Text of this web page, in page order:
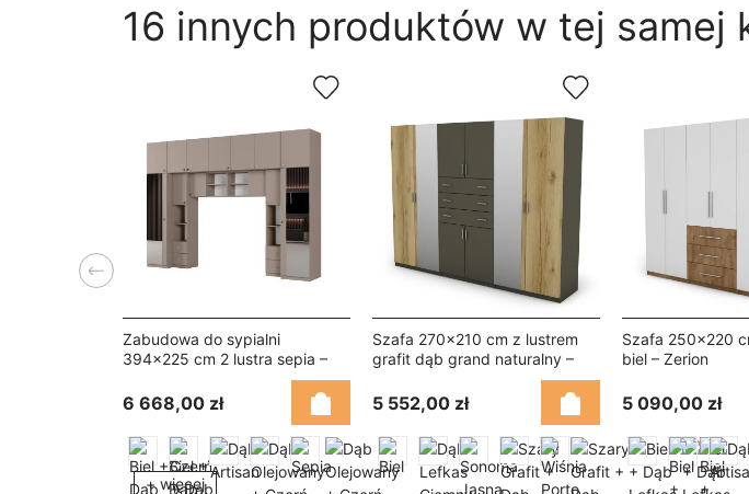
16 innych produktów w tej samej
Zabudowa do sypialni
394x225 cm 2 lustra sepia –
6 668,00 zł
+ więcej
Szafa 270x210 cm z lustrem
grafit dąb grand naturalny –
5 552,00 zł
Szafa 250x220
biel – Zerion
5 090,00 zł
Poprzedni